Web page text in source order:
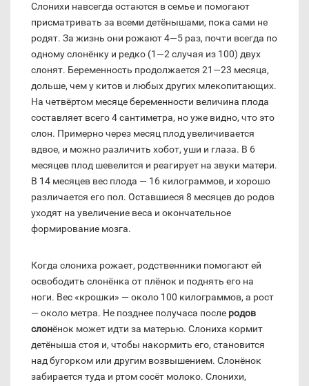
Слонихи навсегда остаются в семье и помогают
присматривать за всеми детёнышами, пока сами не
родят. За жизнь они рожают 4—5 раз, почти всегда по
одному слонёнку и редко (1—2 случая из 100) двух
слонят. Беременность продолжается 21—23 месяца,
дольше, чем у китов и любых других млекопитающих.
На четвёртом месяце беременности величина плода
составляет всего 4 сантиметра, но уже видно, что это
слон. Примерно через месяц плод увеличивается
вдвое, и можно различить хобот, уши и глаза. В 6
месяцев плод шевелится и реагирует на звуки матери.
В 14 месяцев вес плода — 16 килограммов, и хорошо
различается его пол. Оставшиеся 8 месяцев до родов
уходят на увеличение веса и окончательное
формирование мозга.
Когда слониха рожает, родственники помогают ей
освободить слонёнка от плёнок и поднять его на
ноги. Вес «крошки» — около 100 килограммов, а рост
— около метра. Не позднее получаса после родов
слонёнок может идти за матерью. Слониха кормит
детёныша стоя и, чтобы накормить его, становится
над бугорком или другим возвышением. Слонёнок
забирается туда и ртом сосёт молоко. Слонихи,